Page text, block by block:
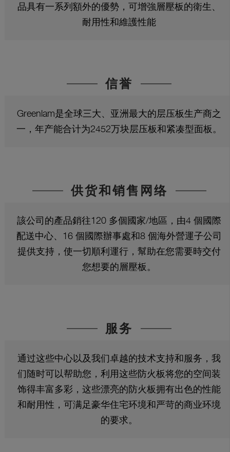
品具有一系列額外的優勢，可增強層壓板的衛生、
耐用性和維護性能
信誉
Greenlam是全球三大、亚洲最大的层压板生产商之
一，年产能合计为2452万块层压板和紧凑型面板。
供货和销售网络
該公司的產品銷往120 多個國家/地區，由4 個國際
配送中心、16 個國際辦事處和8 個海外營運子公司
提供支持，使一切順利運行，幫助在您需要時交付
您想要的層壓板。
服务
通过这些中心以及我们卓越的技术支持和服务，我
们随时可以帮助您，利用这些防火板将您的空间装
饰得丰富多彩，这些漂亮的防火板拥有出色的性能
和耐用性，可满足豪华住宅环境和严苛的商业环境
的要求。